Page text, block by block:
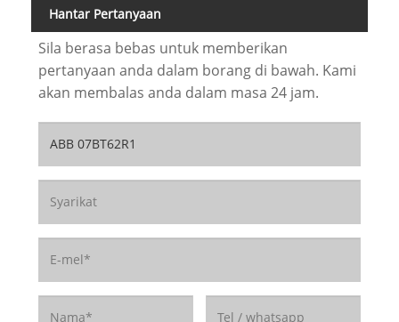
Hantar Pertanyaan
Sila berasa bebas untuk memberikan
pertanyaan anda dalam borang di bawah. Kami
akan membalas anda dalam masa 24 jam.